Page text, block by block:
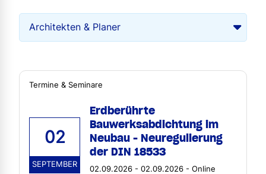
Termine & Seminare
02
SEPTEMBER
Erdberührte
Bauwerksabdichtung im
Neubau - Neuregulierung
der DIN 18533
02.09.2026 - 02.09.2026 - Online